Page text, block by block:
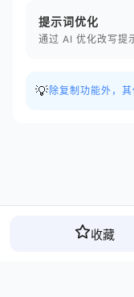
提示词优化
通过 AI 优化改写提
💡 除复制功能外，
收藏